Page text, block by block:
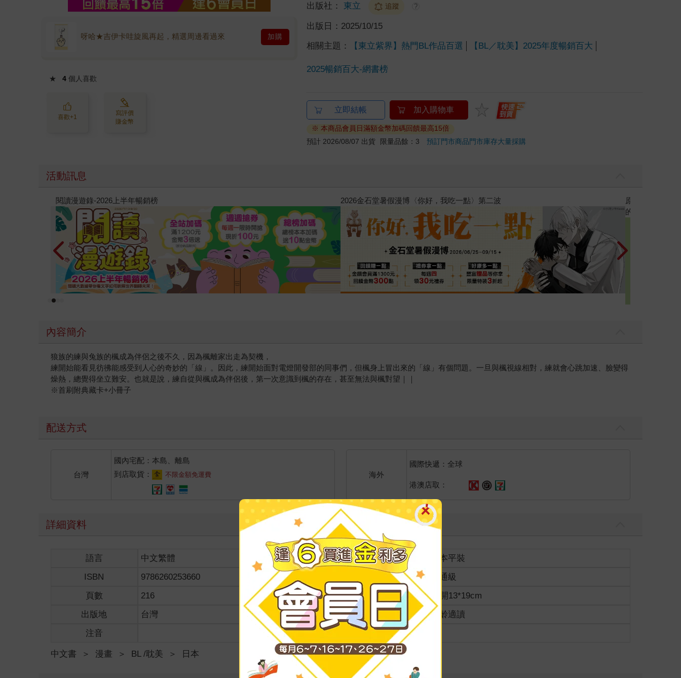
呀哈★吉伊卡哇旋風再起，精選周邊看過來 加購
★ 4 個人喜歡
喜歡+1
寫評價
賺金幣
出版社： 東立 追蹤 ?
出版日： 2025/10/15
相關主題： 【東立紫界】熱門BL作品百選 【BL／耽美】2025年度暢銷百大
2025暢銷百大-網書榜
立即結帳 加入購物車
※ 本商品會員日滿額金幣加碼回饋最高15倍
預計 2026/08/07 出貨
限量品餘：3預訂門市商品門市庫存大量採購
活動訊息
原本只是跟全校第一美少女商量彼此摯友的戀愛煩惱，不知不覺間她竟成為我最親近
的存在（１）
攻殼機動隊 (1995) 4K數位修復版 黃色書刊回來
內容簡介
狼族的練與兔族的楓成為伴侶之後不久，因為楓離家出走為契機，
練開始能看見彷彿能感受到人心的奇妙的「線」。因此，練開始面對電燈開發部的同事們，但楓身上冒出來的「線」有個問題。一旦與楓視線相對，練就會心跳加速、臉變得
燥熱，總覺得坐立難安。也就是說，練自從與楓成為伴侶後，第一次意識到楓的存在，甚至無法與楓對望｜｜
※首刷附典藏卡+小冊子
配送方式
台灣
國內宅配：本島、離島
到店取貨：
不限金額免運費 海外
國際快遞：全球
港澳店取：
詳細資料
語言 中文繁體 裝訂
紙本平裝
ISBN
9786260253660 分級
普通級
頁數
216 商品規格
32開13*19cm
出版地
台灣 適讀年齡
全齡適讀
注音
級別
中文書 ＞ 漫畫 ＞ BL /耽美 ＞ 日本